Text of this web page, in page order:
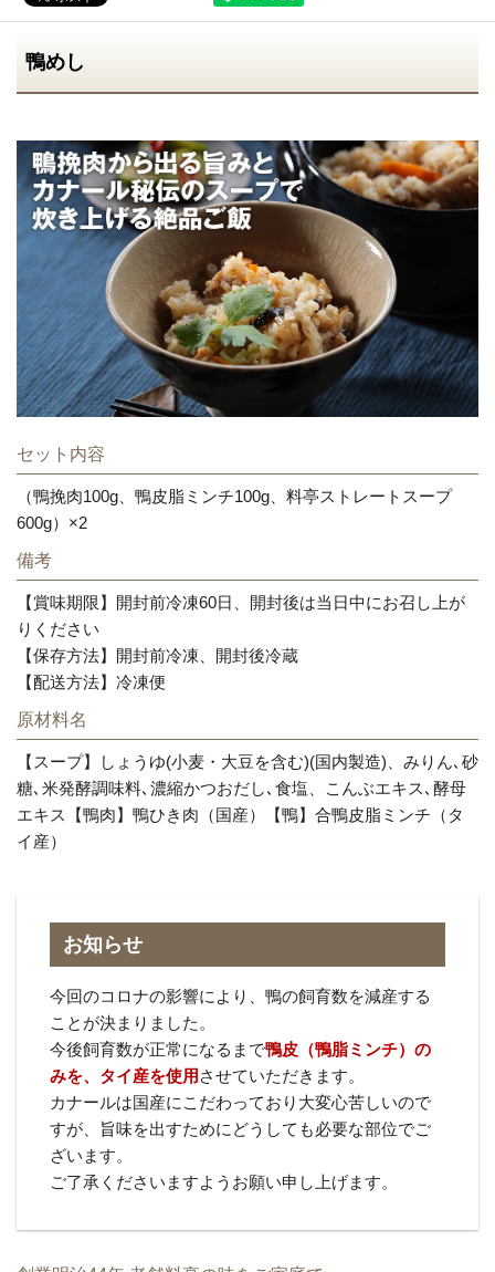
鴨めし
セット内容
（鴨挽肉100g、鴨皮脂ミンチ100g、料亭ストレートスープ
600g）×2
備考
【賞味期限】開封前冷凍60日、開封後は当日中にお召し上が
りください
【保存方法】開封前冷凍、開封後冷蔵
【配送方法】冷凍便
原材料名
【スープ】しょうゆ(小麦・大豆を含む)(国内製造)、みりん､砂
糖､米発酵調味料､濃縮かつおだし､食塩、こんぶエキス､酵母
エキス【鴨肉】鴨ひき肉（国産）【鴨】合鴨皮脂ミンチ（タ
イ産）
お知らせ
今回のコロナの影響により、鴨の飼育数を減産する
ことが決まりました。
今後飼育数が正常になるまで鴨皮（鴨脂ミンチ）の
みを、タイ産を使用 させていただきます。
カナールは国産にこだわっており大変心苦しいので
すが、旨味を出すためにどうしても必要な部位でご
ざいます。
ご了承くださいますようお願い申し上げます。